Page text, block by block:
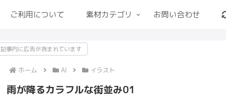
ご利用について 素材カテゴリ お問い合わせ
記事内に広告が含まれています
ホーム AI イラスト
雨が降るカラフルな街並み01